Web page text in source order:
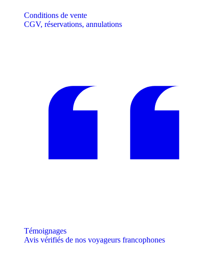
Conditions de vente
CGV, réservations, annulations
Témoignages
Avis vérifiés de nos voyageurs francophones